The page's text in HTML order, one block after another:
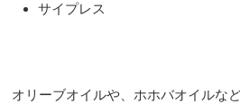
サイプレス
オリーブオイルや、ホホバオイルな